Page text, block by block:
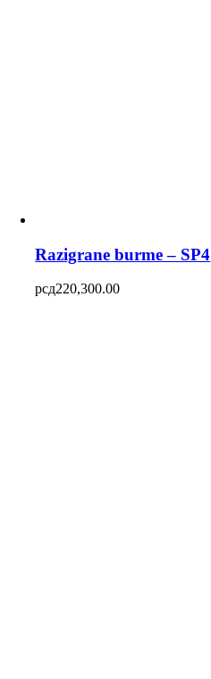
Razigrane burme – SP4
рсд220,300.00